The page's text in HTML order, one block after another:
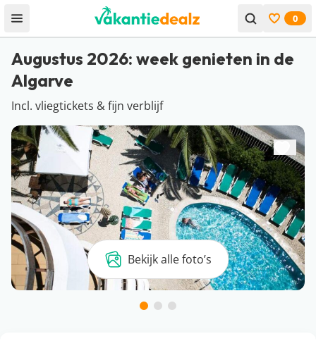
Open menu Bekijk
0
Augustus 2026: week genieten in de
Algarve
Incl. vliegtickets & fijn verblijf
Bekijk alle foto’s